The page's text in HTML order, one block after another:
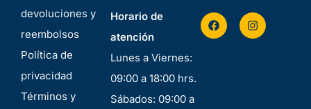
devoluciones y
reembolsos
Política de
privacidad
Términos y
Horario de
atención
Lunes a Viernes:
09:00 a 18:00 hrs.
Sábados: 09:00 a